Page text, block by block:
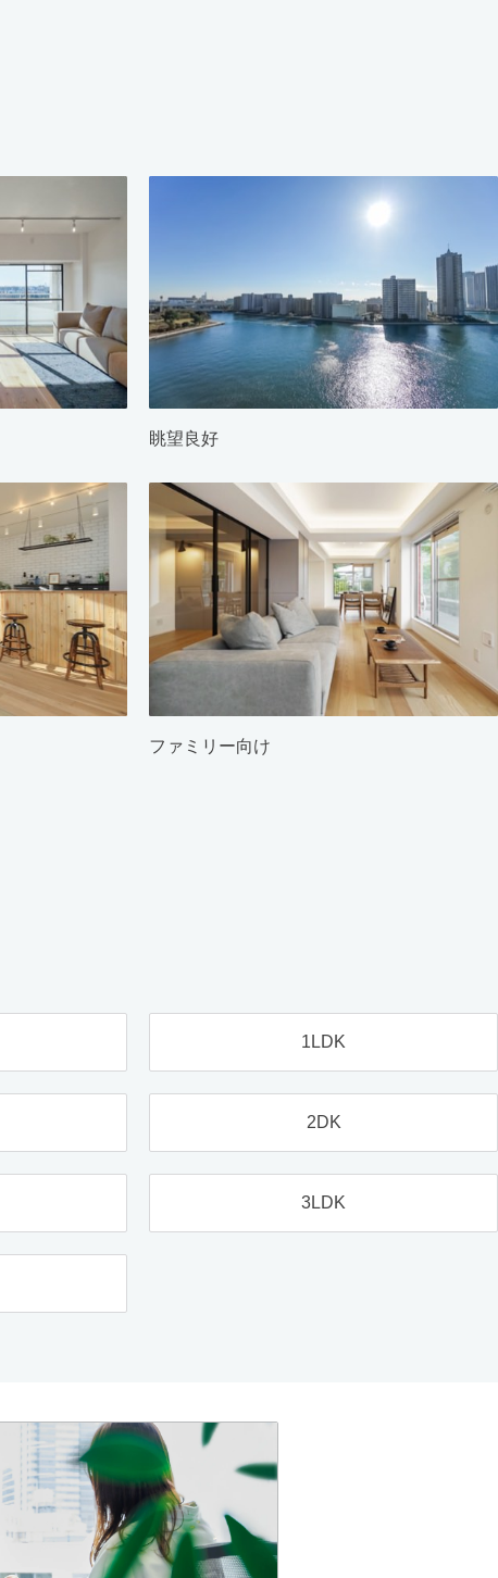
眺望良好
ファミリー向け
1LDK
2DK
3LDK